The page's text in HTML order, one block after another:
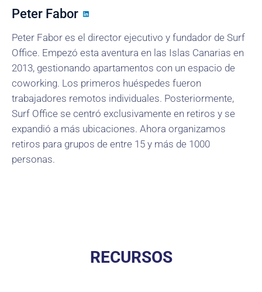
Peter Fabor
Peter Fabor es el director ejecutivo y fundador de Surf
Office. Empezó esta aventura en las Islas Canarias en
2013, gestionando apartamentos con un espacio de
coworking. Los primeros huéspedes fueron
trabajadores remotos individuales. Posteriormente,
Surf Office se centró exclusivamente en retiros y se
expandió a más ubicaciones. Ahora organizamos
retiros para grupos de entre 15 y más de 1000
personas.
RECURSOS